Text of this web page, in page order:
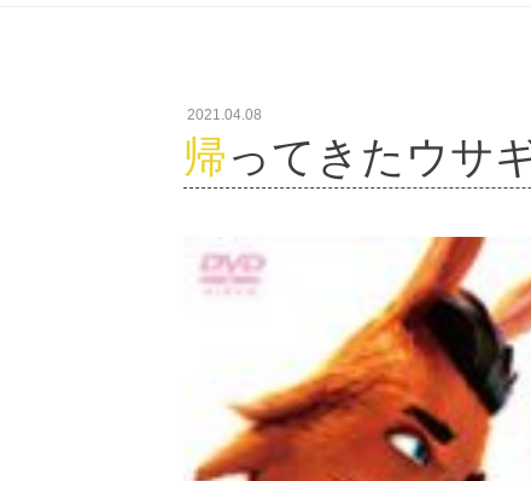
2021.04.08
帰ってきたウ